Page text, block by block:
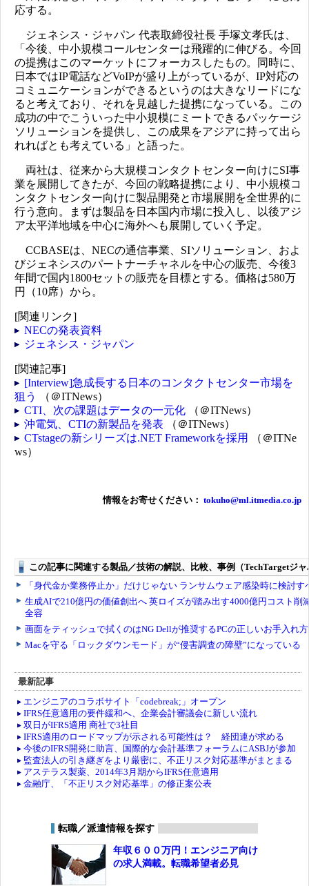
応する。
ジェネシス・ジャパン 代表取締役社長 手塚文孝氏は、
「今後、中小規模コールセンターは飛躍的に伸びる。今回
の提携はこのマーケットにフォーカスしたもの。同時に、
日本ではIP電話などVoIPが盛り上がっているが、IP対応の
コミュニケーションができるというのは大きなリードにな
ると考えており、それを見越した提携になっている。この
成功の中でこういった中小規模にミートできるパッケージ
ソリューションを提供し、この成果をアジアに持って出ら
れればとも考えている」と語った。
両社は、従来から大規模コンタクトセンター向けにSI事
業を展開してきたが、今回の戦略提携により、中小規模コ
ンタクトセンター向けに製品開発と市場展開を全世界的に
行う意向。まずは製品を日本国内市場に投入し、以後アジ
ア太平洋地域を中心に海外へも展開していく予定。
CCBASEは、NECの通信事業、SIソリューション、およ
びジェネシスのパートナーチャネルを中心の販売、今後3
年間で国内1800セットの販売を目標とする。価格は580万
円（10席）から。
[関連リンク]
NECの発表資料
ジェネシス・ジャパン
[関連記事]
[Interview]急成長する日本のコンタクトセンター市場を
狙う
（＠ITNews）
CTI、次の課題はデータの一元化 （＠ITNews）
沖電気、CTIの新製品を発表 （＠ITNews）
CTstageの新シリーズは.NET Frameworkを採用
（＠ITNe
ws）
情報をお寄せください： tokuho@ml.itmedia.co.jp
最新記事
エンジニアのコラボサイト「codebreak;」オープン
IFRS任意適用の要件緩和へ、企業会計審議会に新しい流れ
双日がIFRS適用 商社で3社目
IFRS適用のロードマップが示される可能性は？ 経団連が求める
今後のIFRS開発に助言、国際的な会計基準フォーラムにASBJが参加
監査法人の引き継ぎをより厳密に、不正リスク対応基準がまとまる
アステラス製薬、2014年3月期からIFRS任意適用
金融庁、「不正リスク対応基準」の修正案公表
転職／派遣情報を探す
年収６００万円！エンジニア向け
の求人満載。転職希望者必見